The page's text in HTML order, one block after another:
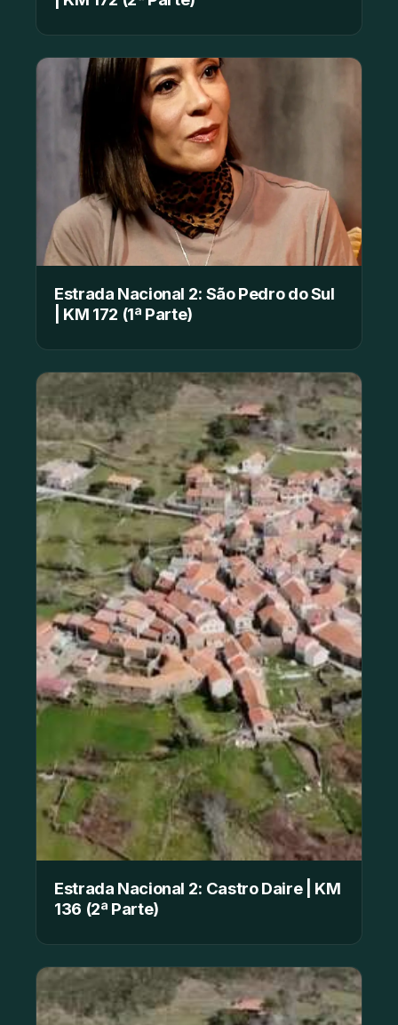
Estrada Nacional 2: São Pedro do Sul
| KM 172 (1ª Parte)
Estrada Nacional 2: Castro Daire | KM
136 (2ª Parte)